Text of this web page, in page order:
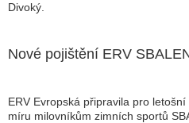
Divoký.
Nové pojištění ERV
ERV Evropská připravila pro
míru milovníkům zimních sportů